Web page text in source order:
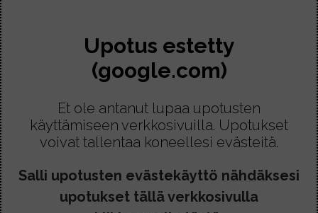
Upotus estetty
(google.com)
Et ole antanut lupaa upotusten
käyttämiseen verkkosivuilla. Upotukset
voivat tallentaa koneellesi evästeitä.
Salli upotusten evästekäyttö nähdäksesi
upotukset tällä verkkosivulla